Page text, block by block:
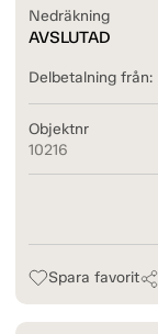
Nedräkning
AVSLUTAD
Delbetalning från:
Objektnr
10216
Spara favorit